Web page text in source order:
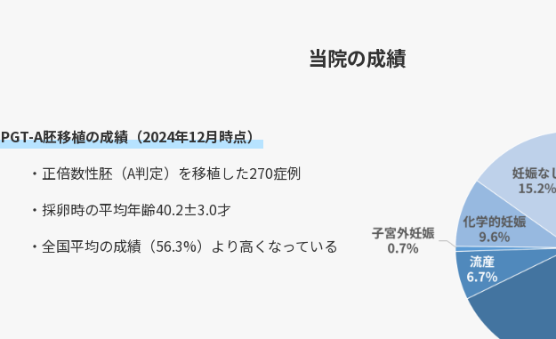
当院の成績
PGT-A胚移植の成績（2024年12月時点）
・正倍数性胚（A判定）を移植した270症例
・採卵時の平均年齢40.2±3.0才
・全国平均の成績（56.3%）より高くなっている